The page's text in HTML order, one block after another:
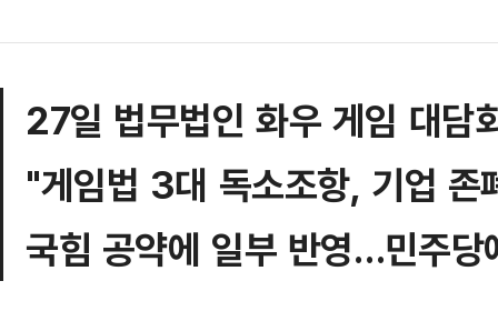
27일 법무법인 화우 게임 대담
"게임법 3대 독소조항, 기업 존
국힘 공약에 일부 반영…민주당